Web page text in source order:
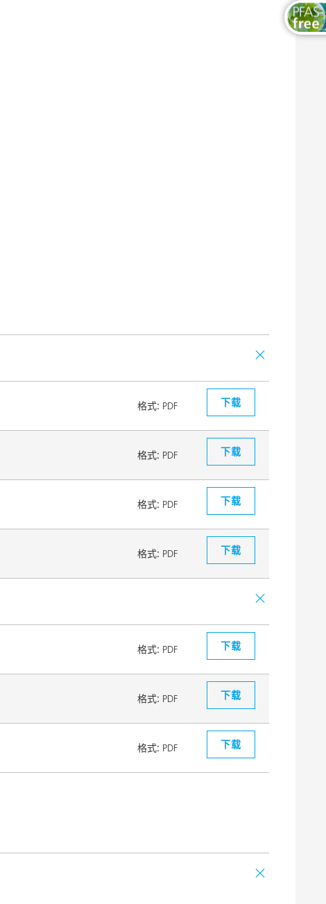
格式: PDF 下载
格式: PDF 下载
格式: PDF 下载
格式: PDF 下载
格式: PDF 下载
格式: PDF 下载
格式: PDF 下载